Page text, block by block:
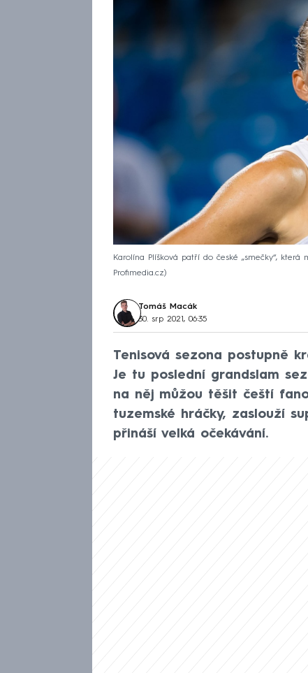
Karolína Plíšková patří do české „smečky“,
Profimedia.cz
Tomáš Macák
30. srp 2021, 06:35
Tenisová sezona postupně
Je tu poslední grandslam
na něj můžou těšit čeští
tuzemské hráčky, zaslouží
přináší velká očekávání.